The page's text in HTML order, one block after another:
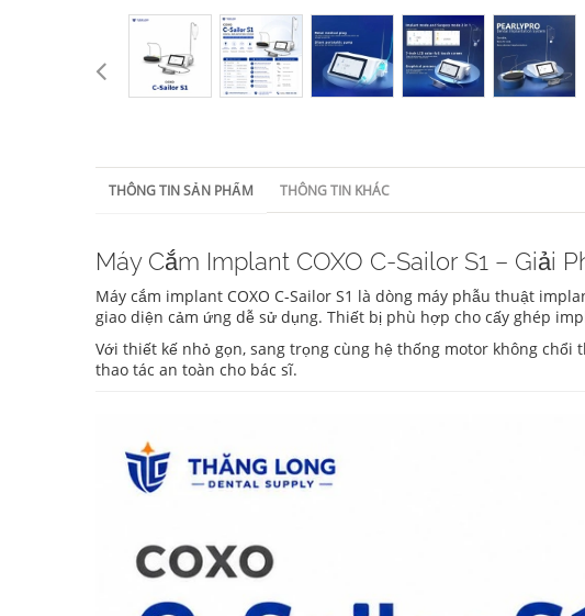
THÔNG TIN SẢN PHẨM THÔNG TIN KHÁC
Máy Cắm Implant COXO C-Sailor S1 – Giải
Máy cắm implant COXO C-Sailor S1 là dòng máy phẫu thuật
giao diện cảm ứng dễ sử dụng. Thiết bị phù hợp cho cấy ghép
Với thiết kế nhỏ gọn, sang trọng cùng hệ thống motor không chổi
thao tác an toàn cho bác sĩ.